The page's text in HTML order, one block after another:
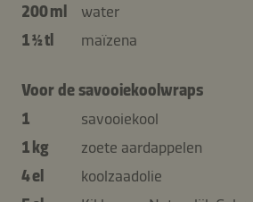
200 ml
water
1 ½ tl
maïzena
Voor de savooiekoolwraps
1
savooiekool
1 kg
zoete aardappelen
4 el
koolzaadolie